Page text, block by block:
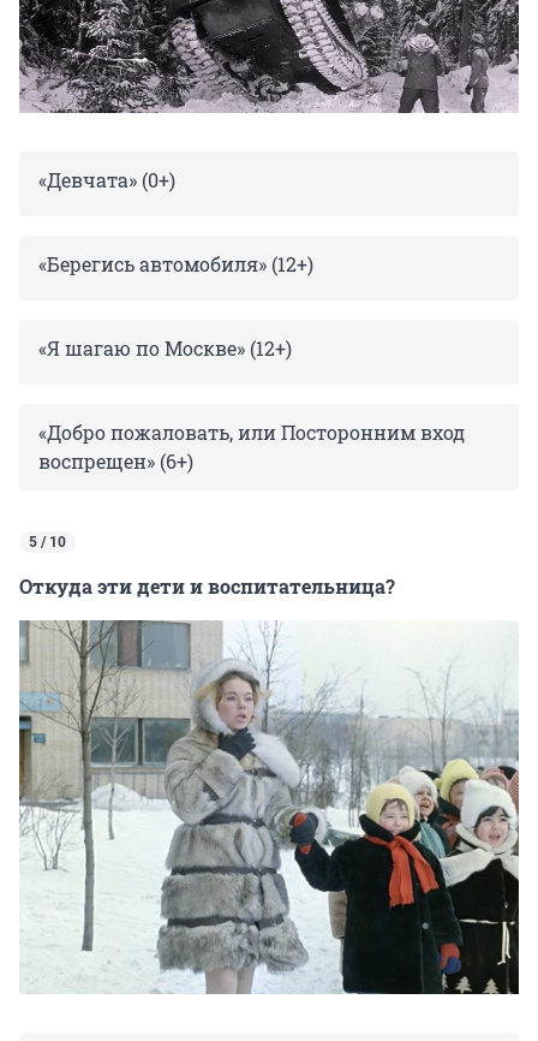
«Девчата» (0+)
«Берегись автомобиля» (12+)
«Я шагаю по Москве» (12+)
«Добро пожаловать, или Посторонним вход
воспрещен» (6+)
5 / 10
Откуда эти дети и воспитательница?